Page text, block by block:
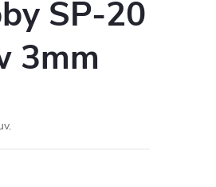
SP-20
3mm